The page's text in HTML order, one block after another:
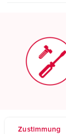
Zustimmung